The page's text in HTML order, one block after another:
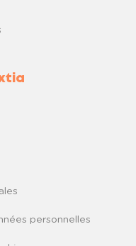
personnelles